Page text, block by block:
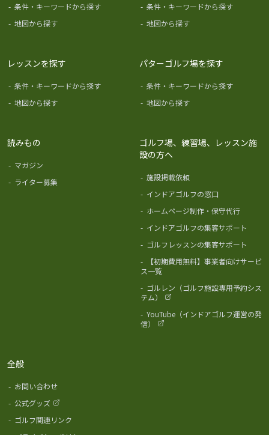
- 条件・キーワードから探す
- 地図から探す
- 条件・キーワードから探す
- 地図から探す
レッスンを探す
- 条件・キーワードから探す
- 地図から探す
パターゴルフ場を探す
- 条件・キーワードから探す
- 地図から探す
読みもの
- マガジン
- ライター募集
ゴルフ場、練習場、レッスン施
設の方へ
- 施設掲載依頼
- インドアゴルフの窓口
- ホームページ制作・保守代行
- インドアゴルフの集客サポート
- ゴルフレッスンの集客サポート
-
【初期費用無料】事業者向けサービ
ス一覧
- ゴルレン（ゴルフ施設専用予約シス
テム）
- YouTube（インドアゴルフ運営の発
信）
全般
- お問い合わせ
- 公式グッズ
- ゴルフ関連リンク